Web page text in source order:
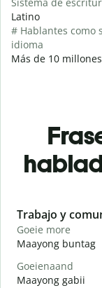
Latino
# Hablantes como
idioma
Más de 10 millones
Slide 1 of 6
Trabajo y
Goeie more
Maayong buntag
Goeienaand
Maayong gabii